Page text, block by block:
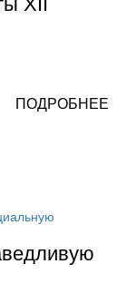
ПОДРОБНЕЕ